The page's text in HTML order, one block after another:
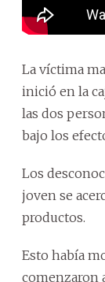
La víctima
inició en la
las dos
bajo los
Los
joven se
productos.
Esto había
comenzaron